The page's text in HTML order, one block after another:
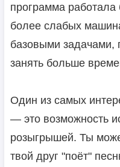
программа
более слабых
базовыми задачами,
занять больше
Один из самых
— это возможность
розыгрышей. Ты
твой друг "поёт"